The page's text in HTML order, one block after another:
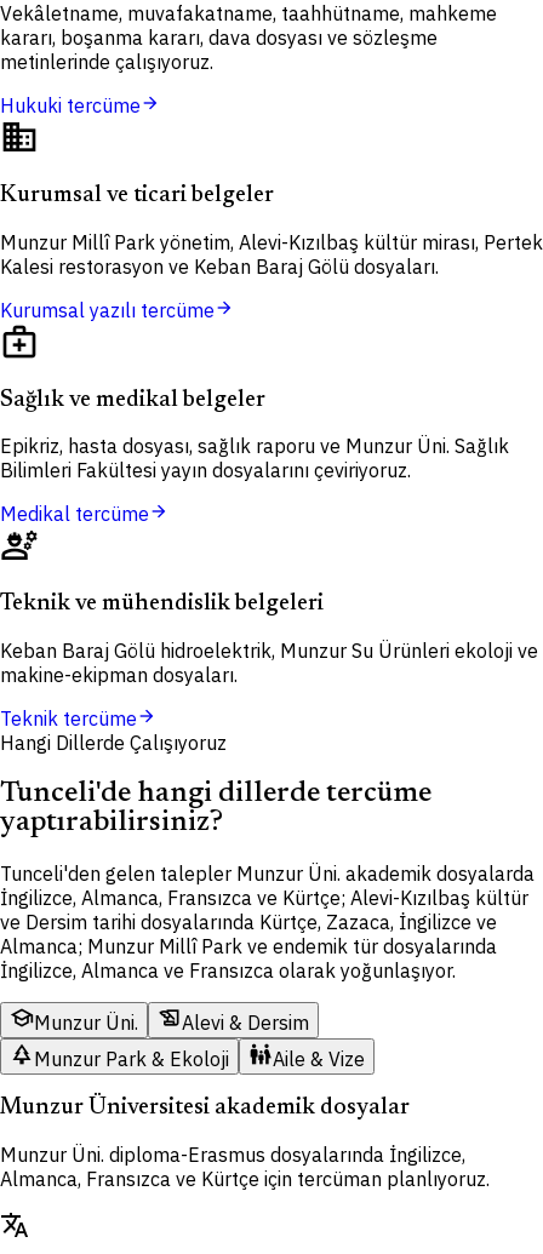
Vekâletname, muvafakatname, taahhütname, mahkeme
kararı, boşanma kararı, dava dosyası ve sözleşme
metinlerinde çalışıyoruz.
Hukuki tercümearrow_forward
domain
Kurumsal ve ticari belgeler
Munzur Millî Park yönetim, Alevi-Kızılbaş kültür mirası, Pertek
Kalesi restorasyon ve Keban Baraj Gölü dosyaları.
Kurumsal yazılı tercümearrow_forward
medical_services
Sağlık ve medikal belgeler
Epikriz, hasta dosyası, sağlık raporu ve Munzur Üni. Sağlık
Bilimleri Fakültesi yayın dosyalarını çeviriyoruz.
Medikal tercümearrow_forward
engineering
Teknik ve mühendislik belgeleri
Keban Baraj Gölü hidroelektrik, Munzur Su Ürünleri ekoloji ve
makine-ekipman dosyaları.
Teknik tercümearrow_forward
Hangi Dillerde Çalışıyoruz
Tunceli'de hangi dillerde tercüme
yaptırabilirsiniz?
Tunceli'den gelen talepler Munzur Üni. akademik dosyalarda
İngilizce, Almanca, Fransızca ve Kürtçe; Alevi-Kızılbaş kültür
ve Dersim tarihi dosyalarında Kürtçe, Zazaca, İngilizce ve
Almanca; Munzur Millî Park ve endemik tür dosyalarında
İngilizce, Almanca ve Fransızca olarak yoğunlaşıyor.
schoolMunzur Üni. history_eduAlevi & Dersim
parkMunzur Park & Ekoloji family_restroomAile & Vize
Munzur Üniversitesi akademik dosyalar
Munzur Üni. diploma-Erasmus dosyalarında İngilizce,
Almanca, Fransızca ve Kürtçe için tercüman planlıyoruz.
translate